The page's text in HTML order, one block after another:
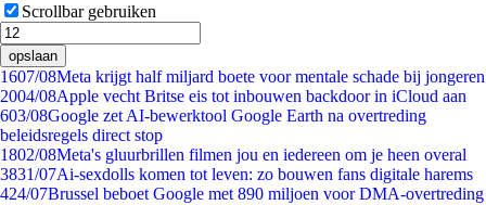
Scrollbar gebruiken
opslaan
1607/08Meta krijgt half miljard boete voor mentale schade bij jongeren
2004/08Apple vecht Britse eis tot inbouwen backdoor in iCloud aan
603/08Google zet AI-bewerktool Google Earth na overtreding
beleidsregels direct stop
1802/08Meta's gluurbrillen filmen jou en iedereen om je heen overal
3831/07Ai-sexdolls komen tot leven: zo bouwen fans digitale harems
424/07Brussel beboet Google met 890 miljoen voor DMA-overtreding